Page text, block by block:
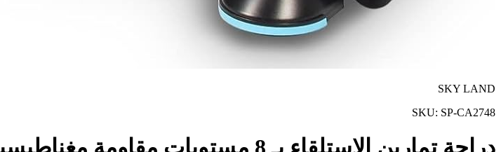
SKY LAND
SKU: SP-CA2748